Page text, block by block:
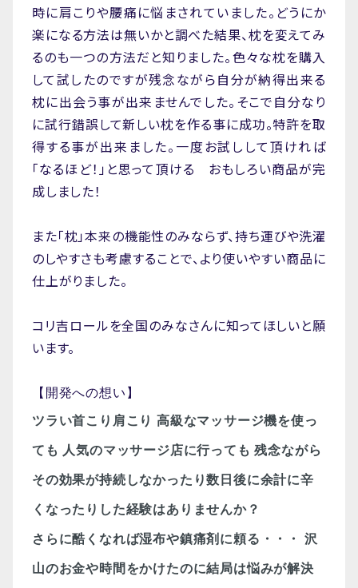
時に肩こりや腰痛に悩まされていました。どうにか
楽になる方法は無いかと調べた結果、枕を変えてみ
るのも一つの方法だと知りました。色々な枕を購入
して試したのですが残念ながら自分が納得出来る
枕に出会う事が出来ませんでした。そこで自分なり
に試行錯誤して新しい枕を作る事に成功。特許を取
得する事が出来ました。一度お試しして頂ければ
「なるほど！」と思って頂ける おもしろい商品が完
成しました！
また「枕」本来の機能性のみならず、持ち運びや洗濯
のしやすさも考慮することで、より使いやすい商品に
仕上がりました。
コリ吉ロールを全国のみなさんに知ってほしいと願
います。
【開発への想い】
ツラい首こり肩こり 高級なマッサージ機を使っ
ても 人気のマッサージ店に行っても 残念ながら
その効果が持続しなかったり数日後に余計に辛
くなったりした経験はありませんか？
さらに酷くなれば湿布や鎮痛剤に頼る・・・ 沢
山のお金や時間をかけたのに結局は悩みが解決